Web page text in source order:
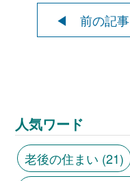
◀ 前の記事
人気ワード
老後の住まい (21)